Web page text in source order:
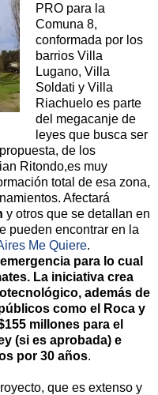
PRO para la
Comuna 8,
conformada por los
barrios Villa
Lugano, Villa
Soldati y Villa
Riachuelo es parte
del megacanje de
leyes que busca ser
de los
Ritondo,es muy
total de esa zona,
Afectará
y otros que se detallan en
pueden encontrar en la
Me Quiere.
para lo cual
La iniciativa crea
además de
como el Roca y
millones para el
(si es aprobada) e
por 30 años.
que es extenso y